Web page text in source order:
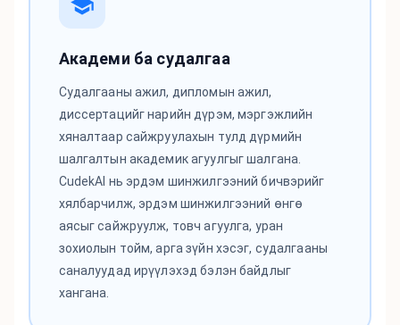
Академи ба судалгаа
Судалгааны ажил, дипломын ажил,
диссертацийг нарийн дүрэм, мэргэжлийн
хяналтаар сайжруулахын тулд дүрмийн
шалгалтын академик агуулгыг шалгана.
CudekAI нь эрдэм шинжилгээний бичвэрийг
хялбарчилж, эрдэм шинжилгээний өнгө
аясыг сайжруулж, товч агуулга, уран
зохиолын тойм, арга зүйн хэсэг, судалгааны
саналуудад ирүүлэхэд бэлэн байдлыг
хангана.